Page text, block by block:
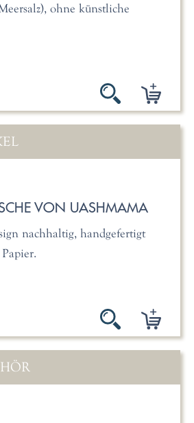
ohne künstliche
VON UASHMAMA
nachhaltig, handgefertigt